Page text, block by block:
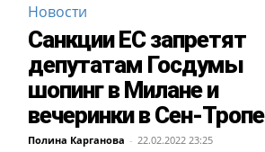
Новости
Санкции ЕС запретят
депутатам Госдумы
шопинг в Милане и
вечеринки в Сен-Тропе
Полина Карганова - 22.02.2022 23:25